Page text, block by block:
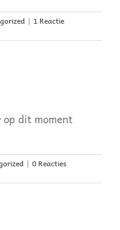
| 1 Reactie
dit moment
| 0 Reacties